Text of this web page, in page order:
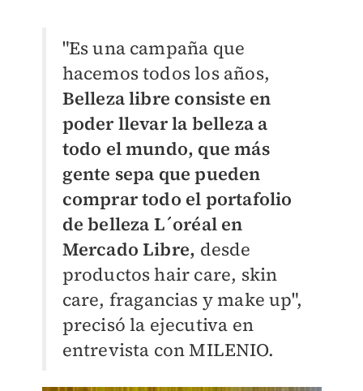
"Es una campaña que
hacemos todos los años,
Belleza libre consiste en
poder llevar la belleza a
todo el mundo, que más
gente sepa que pueden
comprar todo el portafolio
de belleza L´oréal en
Mercado Libre, desde
productos hair care, skin
care, fragancias y make up",
precisó la ejecutiva en
entrevista con MILENIO.